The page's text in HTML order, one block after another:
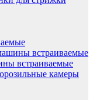
встраиваемые
встраиваемые
камеры